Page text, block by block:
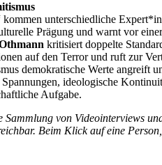
unterschiedliche
Prägung und warnt vor
kritisiert doppelte
auf den Terror und ruft zur
demokratische Werte angreift
ideologische
Aufgabe.
Sammlung von Videointerviews
Beim Klick auf eine